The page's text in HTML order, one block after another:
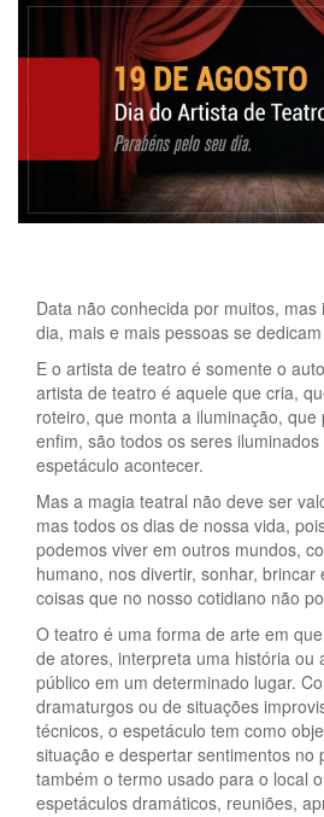
Data não conhecida por muitos,
dia, mais e mais pessoas se
E o artista de teatro é somente o
artista de teatro é aquele que cria,
roteiro, que monta a iluminação,
enfim, são todos os seres
espetáculo acontecer.
Mas a magia teatral não deve ser
mas todos os dias de nossa vida,
podemos viver em outros mundos,
humano, nos divertir, sonhar, brincar
coisas que no nosso cotidiano não
O teatro é uma forma de arte em
de atores, interpreta uma história ou
público em um determinado lugar.
dramaturgos ou de situações
técnicos, o espetáculo tem como
situação e despertar sentimentos no
também o termo usado para o local
espetáculos dramáticos, reuniões,